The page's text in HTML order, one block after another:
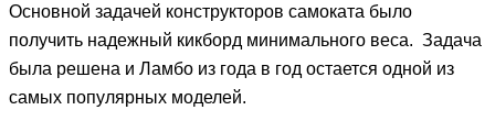
Основной задачей конструкторов самоката было
получить надежный кикборд минимального веса. Задача
была решена и Ламбо из года в год остается одной из
самых популярных моделей.